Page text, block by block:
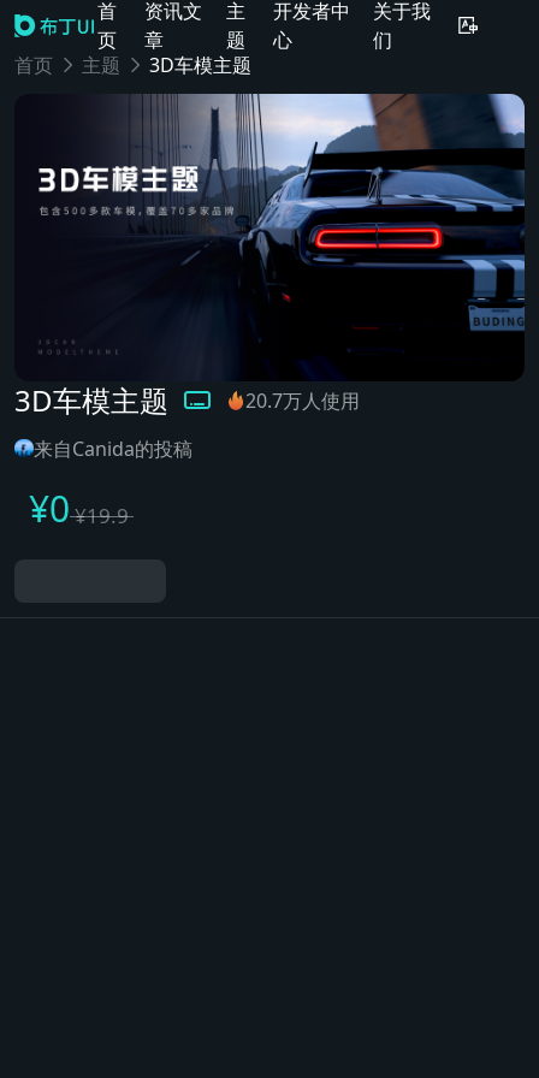
首
页
资讯文
章
主
题
开发者中
心
关于我
们
首页
主题 3D车模主题
3D车模主题
20.7万人使用
来自Canida的投稿
¥0¥19.9